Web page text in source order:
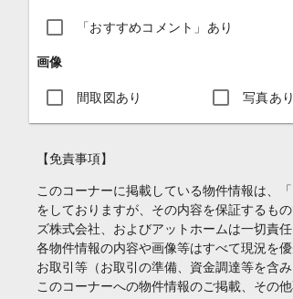
「おすすめコメント」あり
画像
間取図あり 写真あり
【免責事項】
このコーナーに掲載している物件情報は、
をしておりますが、その内容を保証するも
ズ株式会社、およびアットホームは一切責任
各物件情報の内容や画像等はすべて現況を優
お取引等（お取引の準備、資金調達等を含
このコーナーへの物件情報のご掲載、その